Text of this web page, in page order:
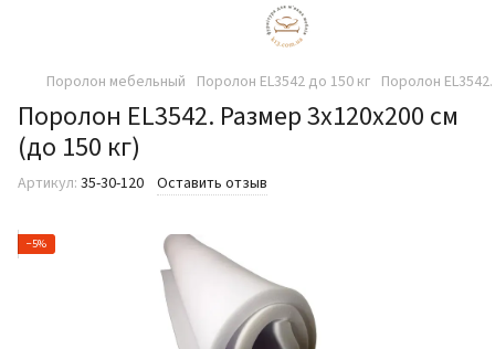
Поролон мебельный Поролон EL3542 до 150 кг Поролон
Поролон EL3542. Размер 3х120х200 см
(до 150 кг)
Артикул: 35-30-120 Оставить отзыв
−5%